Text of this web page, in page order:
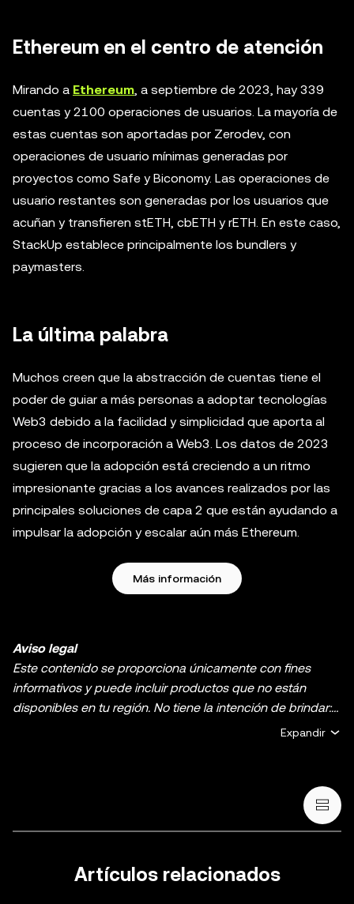
Ethereum en el centro de atención
Mirando a Ethereum , a septiembre de 2023, hay 339
cuentas y 2100 operaciones de usuarios. La mayoría de
estas cuentas son aportadas por Zerodev, con
operaciones de usuario mínimas generadas por
proyectos como Safe y Biconomy. Las operaciones de
usuario restantes son generadas por los usuarios que
acuñan y transfieren stETH, cbETH y rETH. En este caso,
StackUp establece principalmente los bundlers y
paymasters.
La última palabra
Muchos creen que la abstracción de cuentas tiene el
poder de guiar a más personas a adoptar tecnologías
Web3 debido a la facilidad y simplicidad que aporta al
proceso de incorporación a Web3. Los datos de 2023
sugieren que la adopción está creciendo a un ritmo
impresionante gracias a los avances realizados por las
principales soluciones de capa 2 que están ayudando a
impulsar la adopción y escalar aún más Ethereum.
Más información
Aviso legal
Este contenido se proporciona únicamente con fines
informativos y puede incluir productos que no están
disponibles en tu región. No tiene la intención de brindar:
(i) asesoramiento o recomendaciones de inversión, (ii)
digitales, incluidas las stablecoins y los NFT, implica un
criptos o activos digitales es adecuado para ti en función
de tu situación financiera. Consulta con un asesor legal,
Expandir
Artículos relacionados